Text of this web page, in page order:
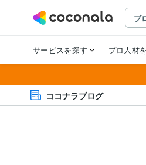
ココナラブログ